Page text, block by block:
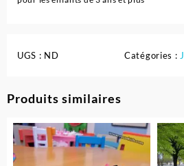
UGS : ND Catégories :
Produits similaires